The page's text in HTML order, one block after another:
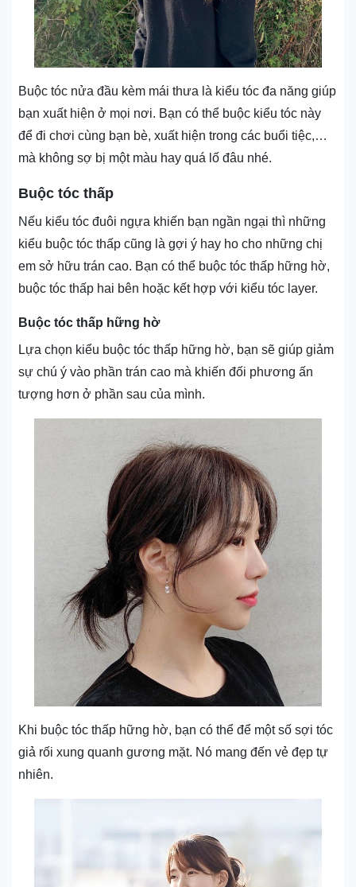
Buộc tóc nửa đầu kèm mái thưa là kiểu tóc đa năng giúp
bạn xuất hiện ở mọi nơi. Bạn có thể buộc kiểu tóc này
để đi chơi cùng bạn bè, xuất hiện trong các buổi tiệc,…
mà không sợ bị một màu hay quá lố đâu nhé.
Buộc tóc thấp
Nếu kiểu tóc đuôi ngựa khiến bạn ngần ngại thì những
kiểu buộc tóc thấp cũng là gợi ý hay ho cho những chị
em sở hữu trán cao. Bạn có thể buộc tóc thấp hững hờ,
buộc tóc thấp hai bên hoặc kết hợp với kiểu tóc layer.
Buộc tóc thấp hững hờ
Lựa chọn kiểu buộc tóc thấp hững hờ, bạn sẽ giúp giảm
sự chú ý vào phần trán cao mà khiến đối phương ấn
tượng hơn ở phần sau của mình.
Khi buộc tóc thấp hững hờ, bạn có thể để một số sợi tóc
giả rối xung quanh gương mặt. Nó mang đến vẻ đẹp tự
nhiên.